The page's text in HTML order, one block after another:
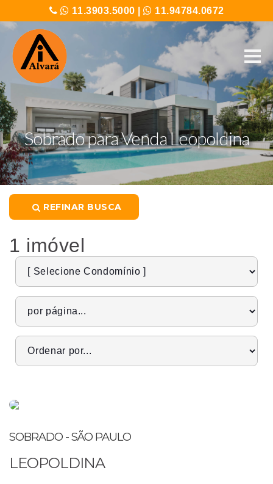
11.3903.5000 11.94784.0672
Sobrado para Venda Leopoldina
REFINAR BUSCA
1 imóvel
SOBRADO - SÃO PAULO
LEOPOLDINA